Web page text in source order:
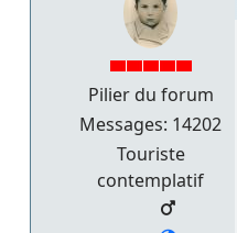
Pilier du forum
Messages: 14202
Touriste
contemplatif